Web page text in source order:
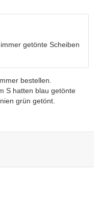
getönte Scheiben
bestellen.
S hatten blau getönte
grün getönt.